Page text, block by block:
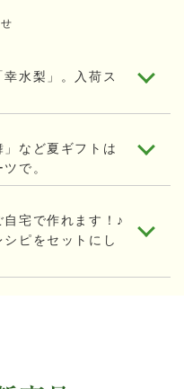
水梨」。入荷ス
など夏ギフトは
で。
自宅で作れます！♪
ピをセットにし